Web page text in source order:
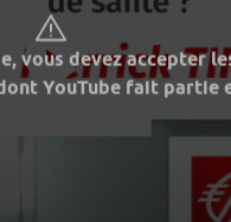
vous devez accepter
YouTube fait partie